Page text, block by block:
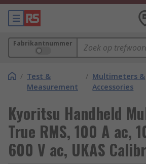
Fabrikantnummer
/ Test &
Measurement
/ Multimeters &
Accessories
Kyoritsu Handheld
True RMS, 100 A ac,
600 V ac, UKAS